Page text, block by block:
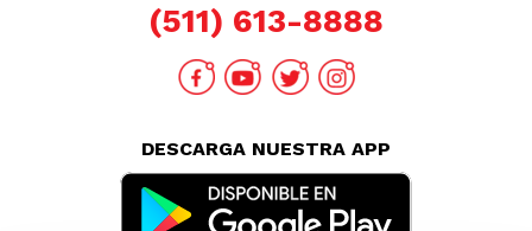
(511) 613-8888
DESCARGA NUESTRA APP